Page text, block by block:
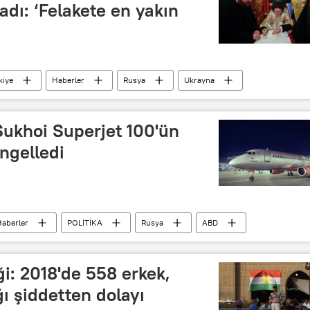
‘Felakete en yakın
Haberler Rusya
Ukrayna
Rusya Ortodoks Kilisesi
Superjet 100'ün
POLİTİKA Rusya
ABD
Samani
2018'de 558 erkek,
şiddetten dolayı